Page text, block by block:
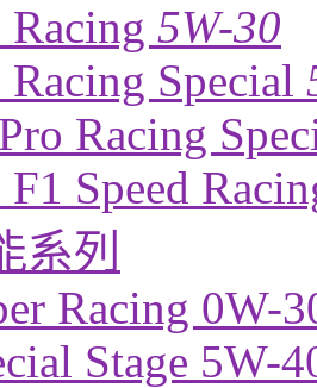
Racing 5W-30
Racing Special
Racing
F1 Speed
系列
Racing 0W-
Stage 5W-